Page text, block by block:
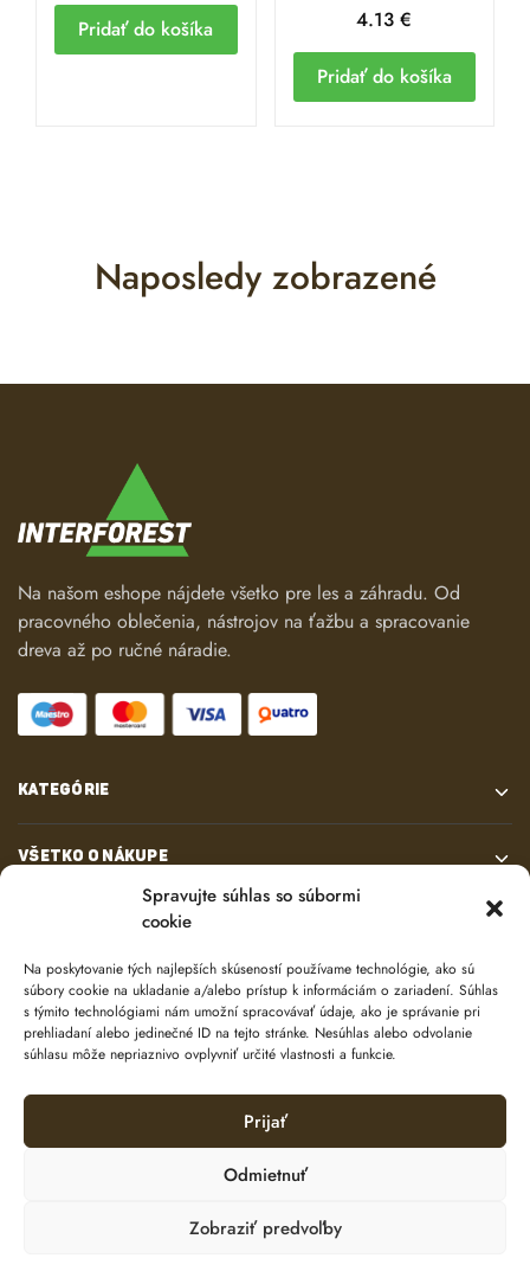
Spravujte súhlas so súbormi
cookie
Na poskytovanie tých najlepších skúseností používame technológie, ako sú
súbory cookie na ukladanie a/alebo prístup k informáciám o zariadení. Súhlas
s týmito technológiami nám umožní spracovávať údaje, ako je správanie pri
prehliadaní alebo jedinečné ID na tejto stránke. Nesúhlas alebo odvolanie
súhlasu môže nepriaznivo ovplyvniť určité vlastnosti a funkcie.
Prijať
Odmietnuť
Zobraziť predvoľby
Pridať do košíka 4.13€
Pridať do košíka
Naposledy zobrazené
Na našom eshope nájdete všetko pre les a záhradu. Od
pracovného oblečenia, nástrojov na ťažbu a spracovanie
dreva až po ručné náradie.
KATEGÓRIE
VŠETKO O NÁKUPE
© 2024 e-shop od
Ochrana osobných údajov